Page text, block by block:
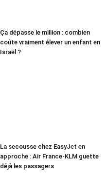
Ça dépasse le million : combien
coûte vraiment élever un enfant en
Israël ?
La secousse chez EasyJet en
approche : Air France-KLM guette
déjà les passagers